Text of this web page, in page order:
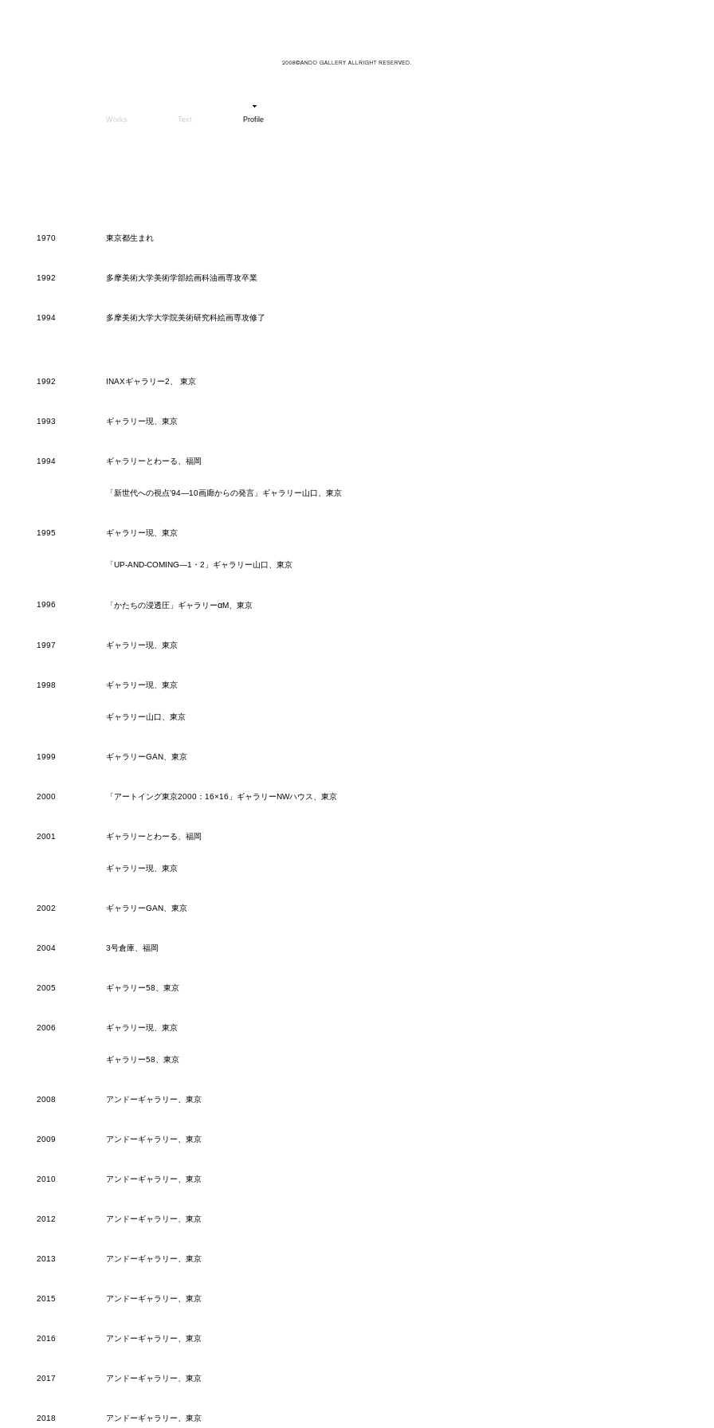
Works Text Profile
1970 東京都生まれ
1992 多摩美術大学美術学部絵画科油画専攻卒業
1994 多摩美術大学大学院美術研究科絵画専攻修了
1992 INAXギャラリー2、 東京
1993 ギャラリー現、東京
1994 ギャラリーとわーる、福岡
「新世代への視点'94―10画廊からの発言」ギャラリー山口、東京
1995 ギャラリー現、東京
「UP-AND-COMING―1・2」ギャラリー山口、東京
1996 「かたちの浸透圧」ギャラリーαM、東京
1997 ギャラリー現、東京
1998 ギャラリー現、東京
ギャラリー山口、東京
1999 ギャラリーGAN、東京
2000 「アートイング東京2000：16×16」ギャラリーNWハウス、東京
2001 ギャラリーとわーる、福岡
ギャラリー現、東京
2002 ギャラリーGAN、東京
2004 3号倉庫、福岡
2005 ギャラリー58、東京
2006 ギャラリー現、東京
ギャラリー58、東京
2008 アンドーギャラリー、東京
2009 アンドーギャラリー、東京
2010 アンドーギャラリー、東京
2012 アンドーギャラリー、東京
2013 アンドーギャラリー、東京
2015 アンドーギャラリー、東京
2016 アンドーギャラリー、東京
2017 アンドーギャラリー、東京
2018 アンドーギャラリー、東京